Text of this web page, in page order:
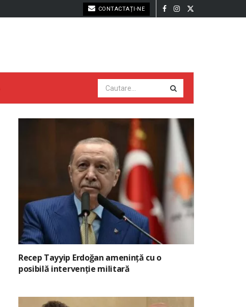
CONTACTAȚI-NE
Recep Tayyip Erdoğan amenință cu o
posibilă intervenție militară